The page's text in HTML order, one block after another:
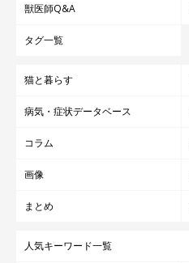
獣医師Q&A
タグ一覧
猫と暮らす
病気・症状データベース
コラム
画像
まとめ
人気キーワード一覧